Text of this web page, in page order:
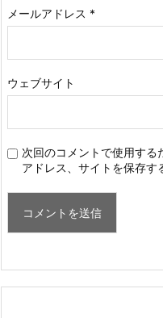
メールアドレス *
ウェブサイト
次回のコメントで使用す
アドレス、サイトを保存す